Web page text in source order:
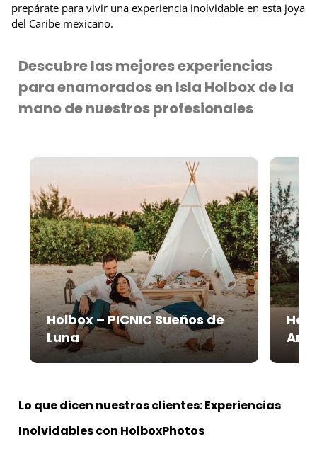
prepárate para vivir una experiencia inolvidable en esta joya
del Caribe mexicano.
Descubre las mejores experiencias
para enamorados en Isla Holbox de la
mano de nuestros profesionales
Holbox – PICNIC Sueños de
Luna
Lo que dicen nuestros clientes: Experiencias
Inolvidables con HolboxPhotos